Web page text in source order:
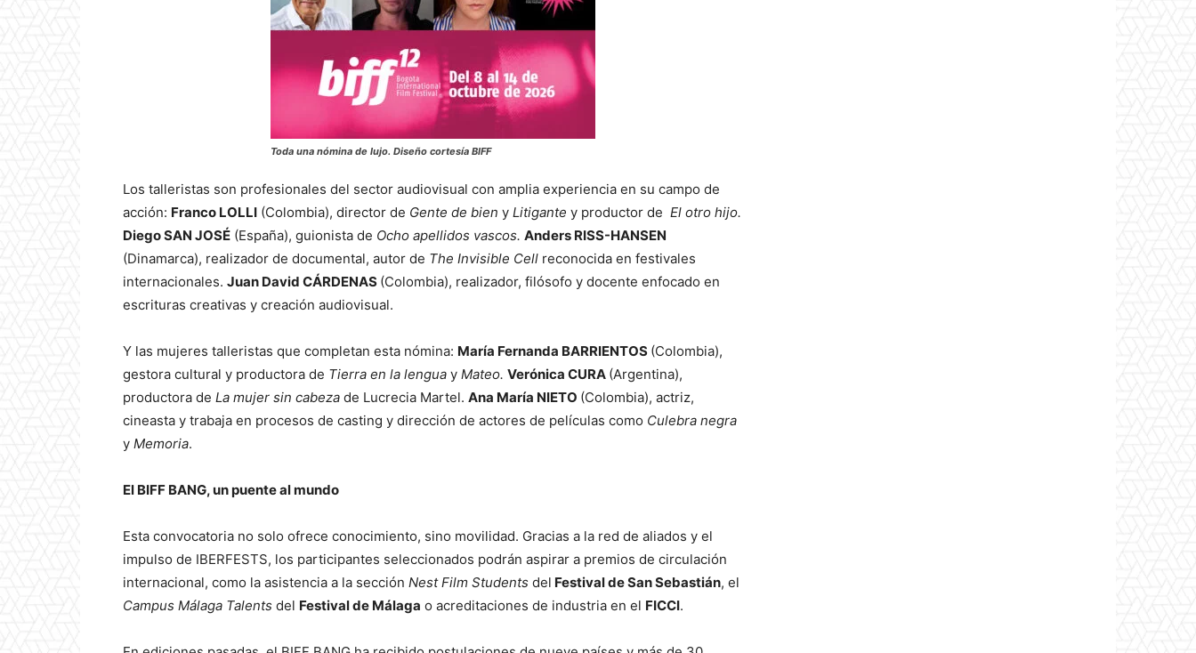
Toda una nómina de lujo. Diseño cortesía BIFF
Los talleristas son profesionales del sector audiovisual con amplia experiencia en su campo de
acción: Franco LOLLI (Colombia), director de Gente de bien y Litigante y productor de El otro hijo.
Diego SAN JOSÉ (España), guionista de Ocho apellidos vascos. Anders RISS-HANSEN
(Dinamarca), realizador de documental, autor de The Invisible Cell reconocida en festivales
internacionales. Juan David CÁRDENAS (Colombia), realizador, filósofo y docente enfocado en
escrituras creativas y creación audiovisual.
Y las mujeres talleristas que completan esta nómina: María Fernanda BARRIENTOS (Colombia),
gestora cultural y productora de Tierra en la lengua y Mateo. Verónica CURA (Argentina),
productora de La mujer sin cabeza de Lucrecia Martel. Ana María NIETO (Colombia), actriz,
cineasta y trabaja en procesos de casting y dirección de actores de películas como Culebra negra
y Memoria.
El BIFF BANG, un puente al mundo
Esta convocatoria no solo ofrece conocimiento, sino movilidad. Gracias a la red de aliados y el
impulso de IBERFESTS, los participantes seleccionados podrán aspirar a premios de circulación
internacional, como la asistencia a la sección Nest Film Students del Festival de San Sebastián, el
Campus Málaga Talents del Festival de Málaga o acreditaciones de industria en el FICCI.